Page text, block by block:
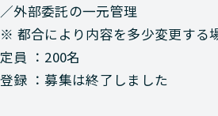
／外部委託の一元管理
※ 都合により内容を多少変更する
定員 ：200名
登録 ：募集は終了しました